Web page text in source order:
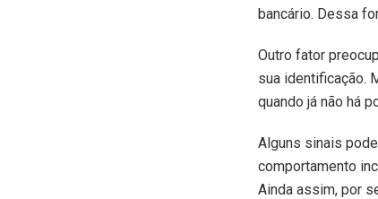
bancário. Dessa
Outro fator
sua identificação.
quando já não há
Alguns sinais
comportamento
Ainda assim, por